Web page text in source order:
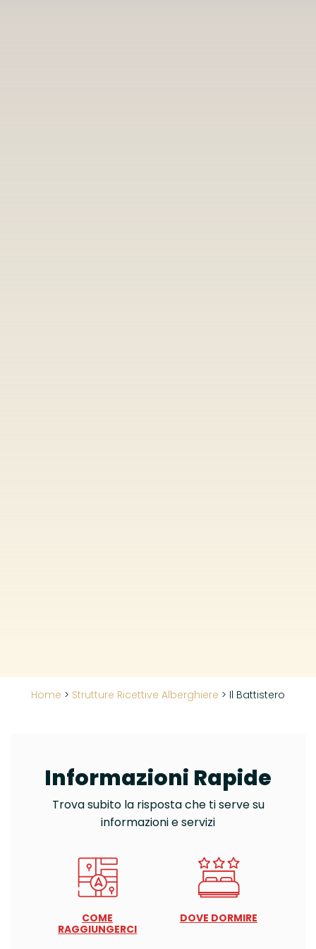
Home > Strutture Ricettive Alberghiere > Il Battistero
Informazioni Rapide
Trova subito la risposta che ti serve su
informazioni e servizi
COME
RAGGIUNGERCI
DOVE DORMIRE